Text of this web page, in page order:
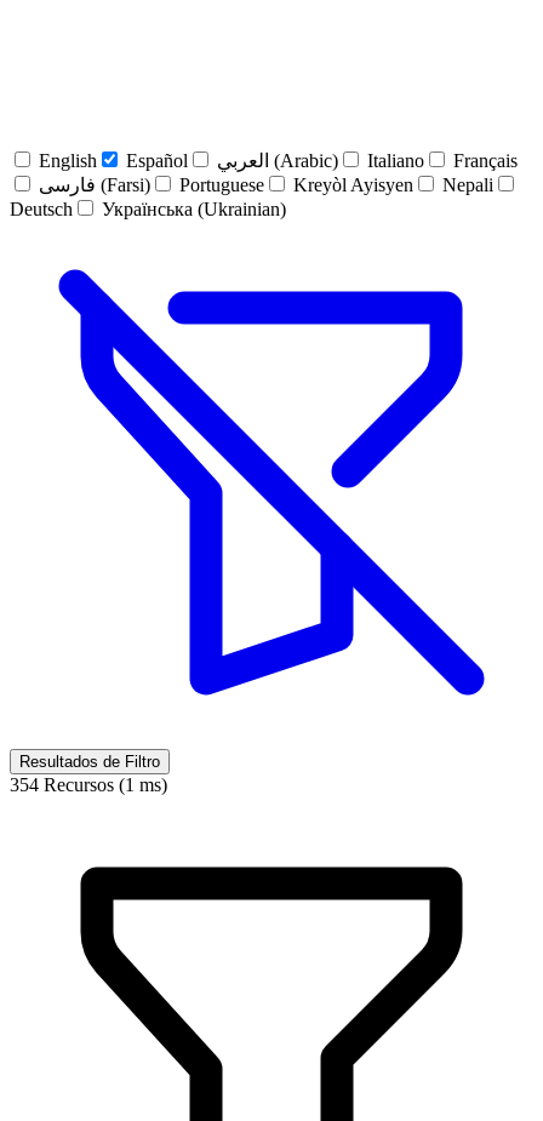
English Español العربي (Arabic) Italiano
Français
فارسی (Farsi)
Portuguese Kreyòl Ayisyen
Nepali
Deutsch
Українська (Ukrainian)
Resultados de Filtro
354 Recursos (1 ms)